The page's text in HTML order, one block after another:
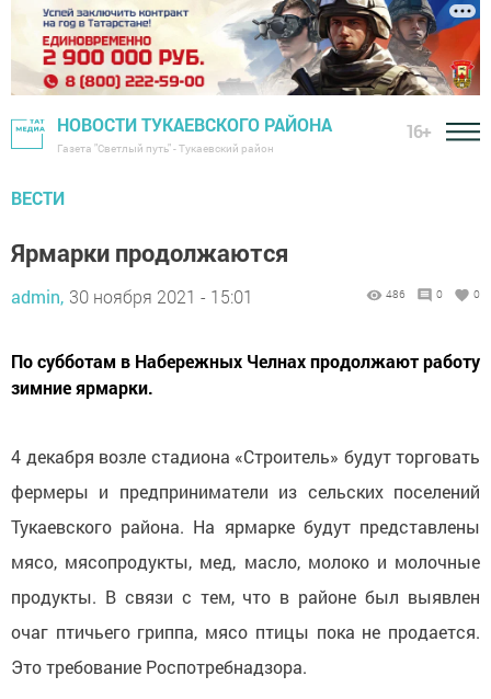
НОВОСТИ ТУКАЕВСКОГО РАЙОНА
Газета "Светлый путь" - Тукаевский район
16+
ВЕСТИ
Ярмарки продолжаются
admin, 30 ноября 2021 - 15:01 486 0 0
По субботам в Набережных Челнах продолжают работу
зимние ярмарки.
4 декабря возле стадиона «Строитель» будут торговать
фермеры и предприниматели из сельских поселений
Тукаевского района. На ярмарке будут представлены
мясо, мясопродукты, мед, масло, молоко и молочные
продукты. В связи с тем, что в районе был выявлен
очаг птичьего гриппа, мясо птицы пока не продается.
Это требование Роспотребнадзора.